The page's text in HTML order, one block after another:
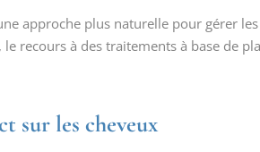
approche plus naturelle pour gérer
recours à des traitements à base de
sur les cheveux